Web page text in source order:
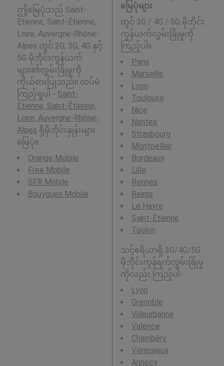
ဤမြေပုံသည် Saint-
Etienne, Saint-Étienne,
Loire, Auvergne-Rhône-
Alpes တွင် 2G, 3G, 4G နှင့်
5G မိုဘိုင်းကွန်ယက်
များ၏လွှမ်းခြုံမှုကို
ကိုယ်စားပြုသည်။ ထပ်မံ
ကြည့်ရှုပါ - Saint-
Etienne, Saint-Étienne,
Loire, Auvergne-Rhône-
Alpes ရှိမိုဘိုင်းနှုန်းများ
မြေပုံ။
Orange Mobile
Free Mobile
SFR Mobile
Bouygues Mobile
မြေပုံများ
တွင် 3G / 4G / 5G မိုဘိုင်း
ကွန်ယက်လွှမ်းခြုံမှုကို
ကြည့်ပါ။ :
Paris
Marseille
Lyon
Toulouse
Nice
Nantes
Strasbourg
Montpellier
Bordeaux
Lille
Rennes
Reims
Le Havre
Saint-Étienne
Toulon
သင့်ဧရိယာရှိ 3G/4G/5G
မိုဘိုင်းကွန်ရက်လွှမ်းခြုံမှု
ကိုလည်း ကြည့်ပါ-
Lyon
Grenoble
Villeurbanne
Valence
Chambéry
Vénissieux
Annecy